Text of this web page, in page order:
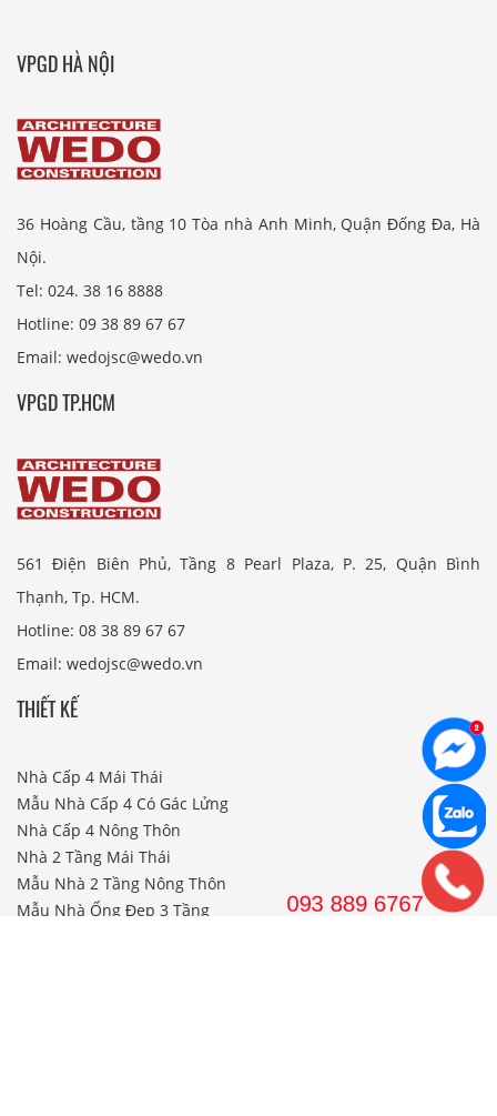
VPGD HÀ NỘI
36 Hoàng Cầu, tầng 10 Tòa nhà Anh Minh, Quận Đống Đa, Hà
Nội.
Tel: 024. 38 16 8888
Hotline: 09 38 89 67 67
Email: wedojsc@wedo.vn
VPGD TP.HCM
561 Điện Biên Phủ, Tầng 8 Pearl Plaza, P. 25, Quận Bình
Thạnh, Tp. HCM.
Hotline: 08 38 89 67 67
Email: wedojsc@wedo.vn
THIẾT KẾ
Nhà Cấp 4 Mái Thái
Mẫu Nhà Cấp 4 Có Gác Lửng
Nhà Cấp 4 Nông Thôn
Nhà 2 Tầng Mái Thái
Mẫu Nhà 2 Tầng Nông Thôn
Mẫu Nhà Ống Đẹp 3 Tầng